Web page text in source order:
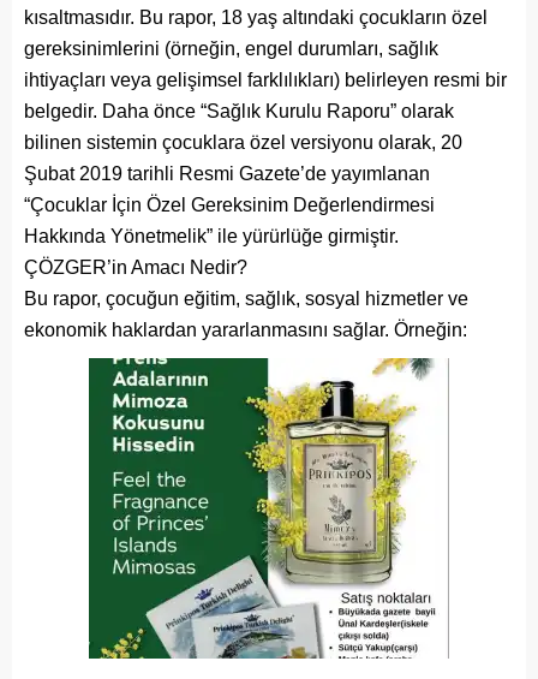
kısaltmasıdır. Bu rapor, 18 yaş altındaki çocukların özel
gereksinimlerini (örneğin, engel durumları, sağlık
ihtiyaçları veya gelişimsel farklılıkları) belirleyen resmi bir
belgedir. Daha önce “Sağlık Kurulu Raporu” olarak
bilinen sistemin çocuklara özel versiyonu olarak, 20
Şubat 2019 tarihli Resmi Gazete’de yayımlanan
“Çocuklar İçin Özel Gereksinim Değerlendirmesi
Hakkında Yönetmelik” ile yürürlüğe girmiştir.
ÇÖZGER’in Amacı Nedir?
Bu rapor, çocuğun eğitim, sağlık, sosyal hizmetler ve
ekonomik haklardan yararlanmasını sağlar. Örneğin: